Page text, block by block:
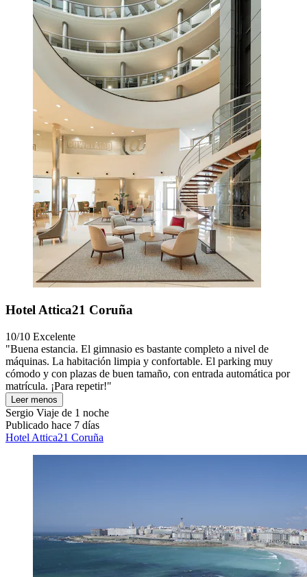
Hotel Attica21 Coruña
10/10 Excelente
"Buena estancia. El gimnasio es bastante completo a nivel de
máquinas. La habitación limpia y confortable. El parking muy
cómodo y con plazas de buen tamaño, con entrada automática por
matrícula. ¡Para repetir!"
Leer menos
Sergio Viaje de 1 noche
Publicado hace 7 días
Hotel Attica21 Coruña